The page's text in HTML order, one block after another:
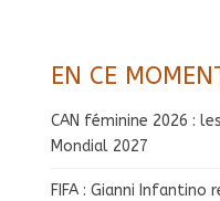
EN CE
CAN féminine 2026 :
Mondial 2027
FIFA : Gianni Infantino